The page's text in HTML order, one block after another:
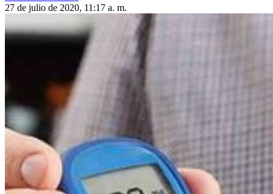
27 de julio de 2020, 11:17 a. m.